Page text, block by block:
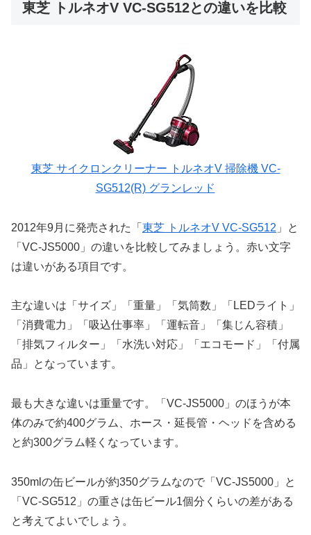
東芝 トルネオV VC-SG512との違いを比較
東芝 サイクロンクリーナー トルネオV 掃除機 VC-
SG512(R) グランレッド
2012年9月に発売された「 東芝 トルネオV VC-SG512 」と
「VC-JS5000」の違いを比較してみましょう。赤い文字
は違いがある項目です。
主な違いは「サイズ」「重量」「気筒数」「LEDライト」
「消費電力」「吸込仕事率」「運転音」「集じん容積」
「排気フィルター」「水洗い対応」「エコモード」「付属
品」となっています。
最も大きな違いは重量です。「VC-JS5000」のほうが本
体のみで約400グラム、ホース・延長管・ヘッドを含める
と約300グラム軽くなっています。
350mlの缶ビールが約350グラムなので「VC-JS5000」と
「VC-SG512」の重さは缶ビール1個分くらいの差がある
と考えてよいでしょう。